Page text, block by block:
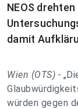
NEOS
damit
Wien (OTS) -
würden gegen